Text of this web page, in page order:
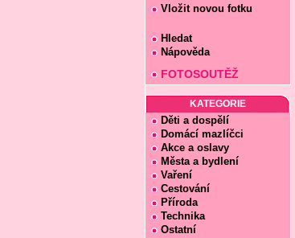
Vložit novou fotku
Hledat
Nápověda
FOTOSOUTĚŽ
KATEGORIE
Děti a dospělí
Domácí mazlíčci
Akce a oslavy
Města a bydlení
Vaření
Cestování
Příroda
Technika
Ostatní